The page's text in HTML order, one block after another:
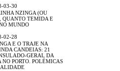
03-30
NZINGA (OU
QUANTO TEMIDA E
MUNDO
02-28
E O TRAJE NA
CANDEIAS: 21
GERAL DA
PORTO. POLÉMICAS